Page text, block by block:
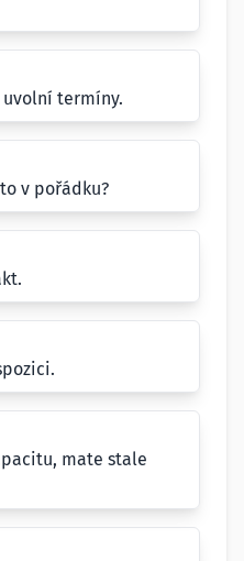
uvolní termíny.
v pořádku?
mate stale